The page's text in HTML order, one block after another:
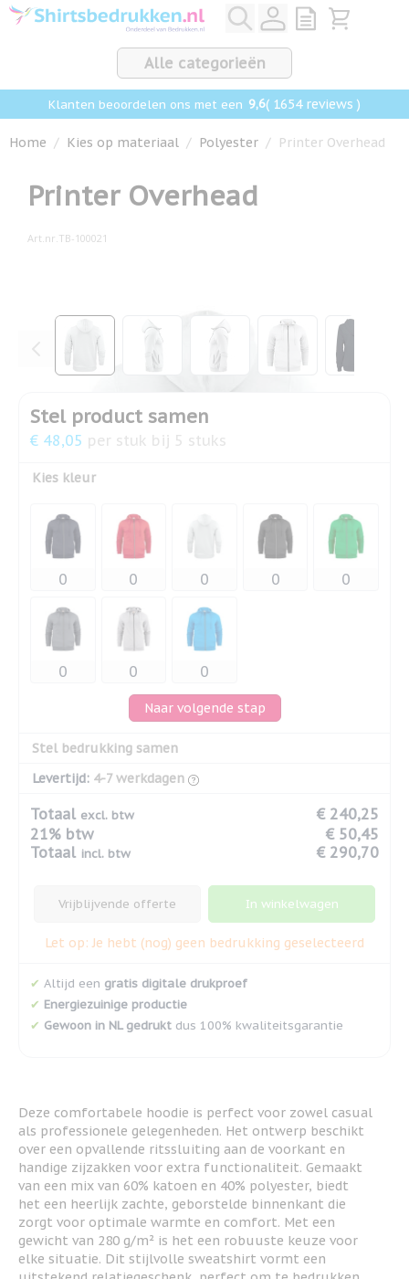
Ga naar de inhoud View quote,
Bekijk
Alle categorieën
Klanten beoordelen ons met een 9,6( 1654 reviews )
Home / Kies op materiaal / Polyester / Printer Overhead
Printer Overhead
Art.nr.TB-100021
View larger image
View larger imageView larger image
View larger
Stel product samen
€ 48,05 per stuk bij 5 stuks
Kies kleur
Naar volgende stap
Stel bedrukking samen
Levertijd: 4-7 werkdagen
Totaal excl. btw
€ 240,25
21% btw
€ 50,45
Totaal incl. btw € 290,70
Vrijblijvende offerte In winkelwagen
Let op: Je hebt (nog) geen bedrukking geselecteerd
✔ Altijd een gratis digitale drukproef
✔ Energiezuinige productie
✔ Gewoon in NL gedrukt dus 100% kwaliteitsgarantie
Deze comfortabele hoodie is perfect voor zowel casual
als professionele gelegenheden. Het ontwerp beschikt
over een opvallende ritssluiting aan de voorkant en
handige zijzakken voor extra functionaliteit. Gemaakt
van een mix van 60% katoen en 40% polyester, biedt
het een heerlijk zachte, geborstelde binnenkant die
zorgt voor optimale warmte en comfort. Met een
gewicht van 280 g/m² is het een robuuste keuze voor
elke situatie. Dit stijlvolle sweatshirt vormt een